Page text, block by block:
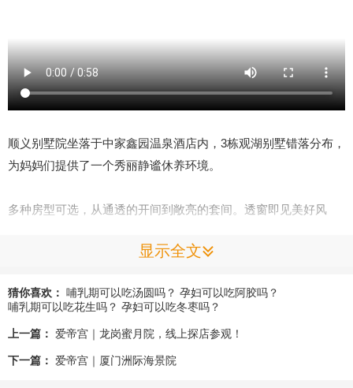
显示全文
顺义别墅院坐落于中家鑫园温泉酒店内，3栋观湖别墅错落分布，
为妈妈们提供了一个秀丽静谧休养环境。
多种房型可选，从通透的开间到敞亮的套间。透窗即见美好风
产后功能房一应俱全，遵循一房一功能原则，每项操作护理均是
养。
猜你喜欢： 哺乳期可以吃汤圆吗？ 孕妇可以吃阿胶吗？
哺乳期可以吃花生吗？ 孕妇可以吃冬枣吗？
上一篇： 爱帝宫｜龙岗蜜月院，线上探店参观！
下一篇： 爱帝宫｜厦门洲际海景院